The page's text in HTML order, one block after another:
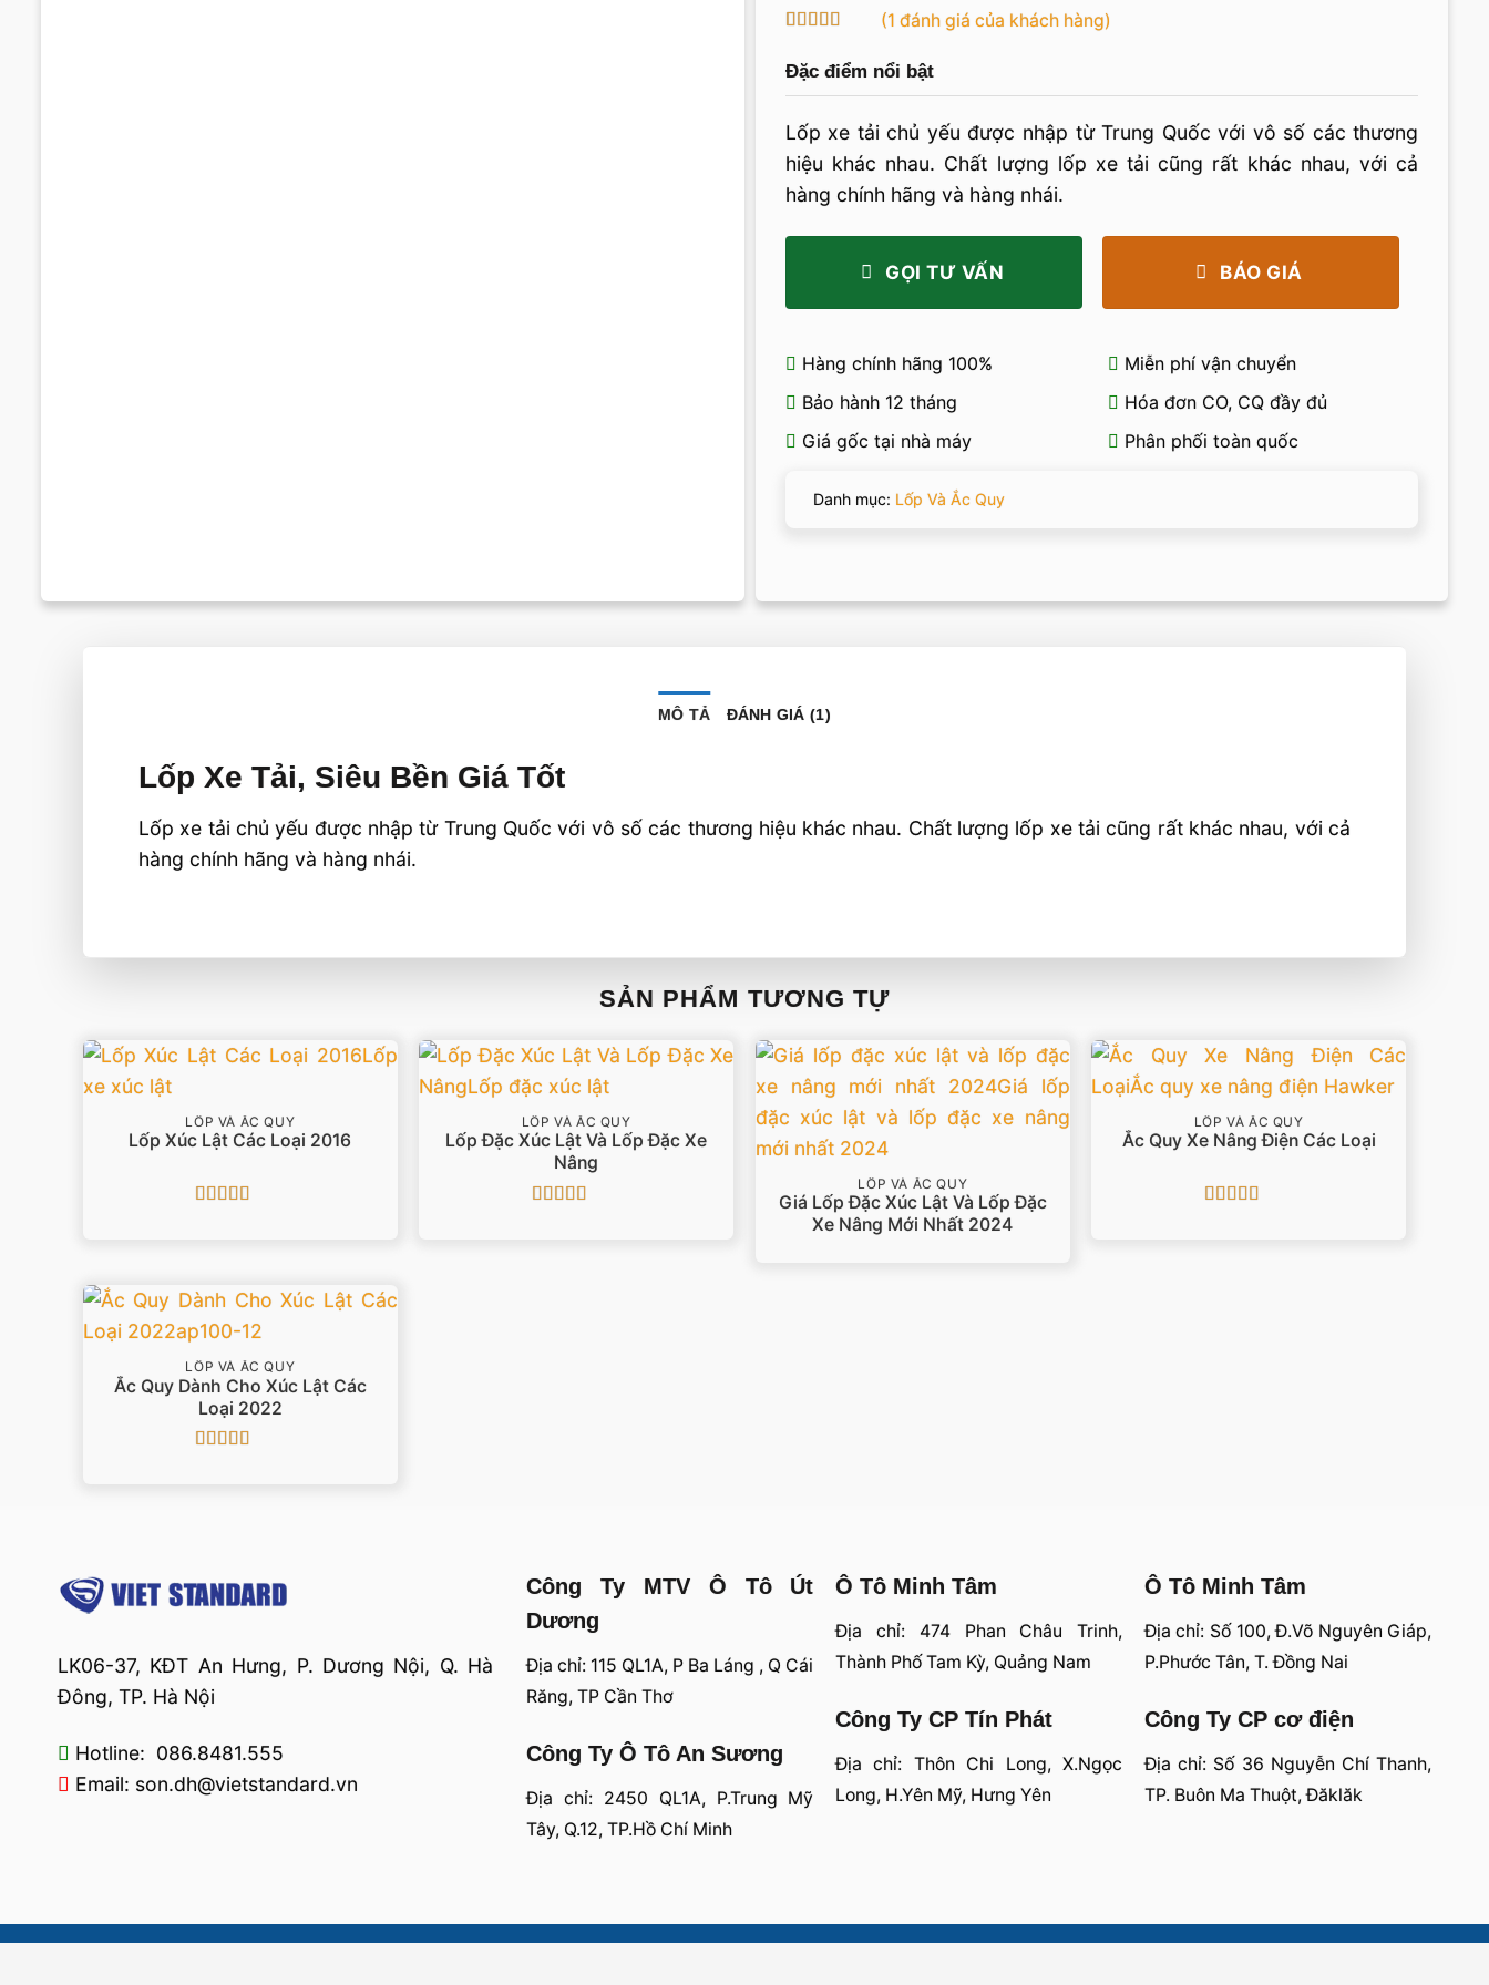
trênđánh
giá
(1 đánh giá của khách hàng)
Đặc điểm nổi bật
Lốp xe tải chủ yếu được nhập từ Trung Quốc với vô số các thương
hiệu khác nhau. Chất lượng lốp xe tải cũng rất khác nhau, với cả
hàng chính hãng và hàng nhái.
GỌI TƯ VẤN BÁO GIÁ
Hàng chính hãng 100%
Miễn phí vận chuyển
Bảo hành 12 tháng
Hóa đơn CO, CQ đầy đủ
Giá gốc tại nhà máy
Phân phối toàn quốc
Danh mục: Lốp Và Ắc Quy
MÔ TẢ ĐÁNH GIÁ (1)
Lốp Xe Tải, Siêu Bền Giá Tốt
Lốp xe tải chủ yếu được nhập từ Trung Quốc với vô số các thương hiệu khác nhau. Chất lượng lốp xe tải cũng rất khác nhau, với cả
hàng chính hãng và hàng nhái.
SẢN PHẨM TƯƠNG TỰ
LỐP VÀ ẮC QUY
Lốp Xúc Lật Các Loại 2016
LỐP VÀ ẮC QUY
Lốp Đặc Xúc Lật Và Lốp Đặc Xe
Nâng
LỐP VÀ ẮC QUY
Giá Lốp Đặc Xúc Lật Và Lốp Đặc
Xe Nâng Mới Nhất 2024
LỐP VÀ ẮC QUY
Ắc Quy Xe Nâng Điện Các Loại
LỐP VÀ ẮC QUY
Ắc Quy Dành Cho Xúc Lật Các
Loại 2022
LK06-37, KĐT An Hưng, P. Dương Nội, Q. Hà
Đông, TP. Hà Nội
Hotline: 086.8481.555
Email: son.dh@vietstandard.vn
Công Ty MTV Ô Tô Út
Dương
Địa chỉ: 115 QL1A, P Ba Láng , Q Cái
Răng, TP Cần Thơ
Công Ty Ô Tô An Sương
Địa chỉ: 2450 QL1A, P.Trung Mỹ
Tây, Q.12, TP.Hồ Chí Minh
Ô Tô Minh Tâm
Địa chỉ: 474 Phan Châu Trinh,
Thành Phố Tam Kỳ, Quảng Nam
Công Ty CP Tín Phát
Địa chỉ: Thôn Chi Long, X.Ngọc
Long, H.Yên Mỹ, Hưng Yên
Ô Tô Minh Tâm
Địa chỉ: Số 100, Đ.Võ Nguyên Giáp,
P.Phước Tân, T. Đồng Nai
Công Ty CP cơ điện
Địa chỉ: Số 36 Nguyễn Chí Thanh,
TP. Buôn Ma Thuột, Đăklăk